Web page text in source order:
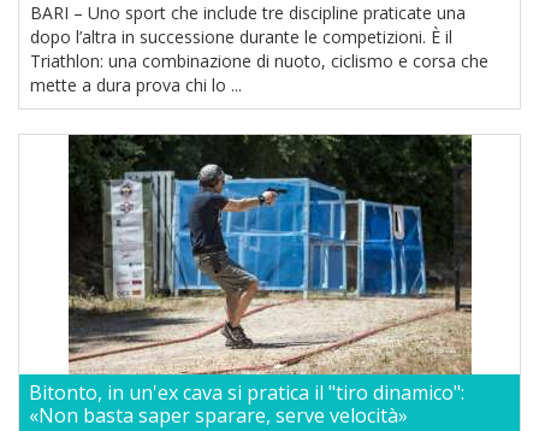
BARI – Uno sport che include tre discipline praticate una
dopo l’altra in successione durante le competizioni. È il
Triathlon: una combinazione di nuoto, ciclismo e corsa che
mette a dura prova chi lo ...
Bitonto, in un'ex cava si pratica il "tiro dinamico":
«Non basta saper sparare, serve velocità»